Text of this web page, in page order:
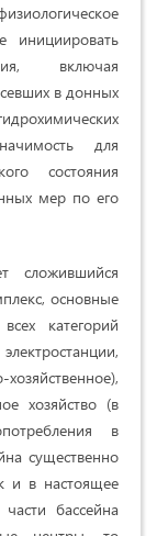
инициировать
включая
в донных
для
состояния
мер по его
сложившийся
основные
категорий
хозяйство (в
в
существенно
и в настоящее
бассейна